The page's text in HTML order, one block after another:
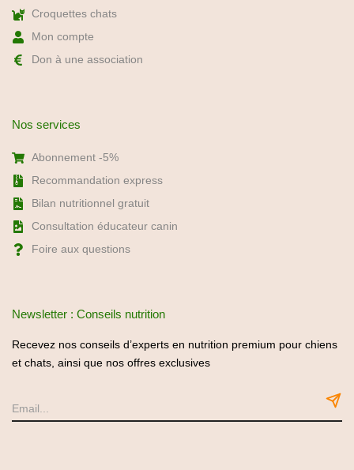
Croquettes chats
Mon compte
Don à une association
Nos services
Abonnement -5%
Recommandation express
Bilan nutritionnel gratuit
Consultation éducateur canin
Foire aux questions
Newsletter : Conseils nutrition
Recevez nos conseils d’experts en nutrition premium pour chiens
et chats, ainsi que nos offres exclusives